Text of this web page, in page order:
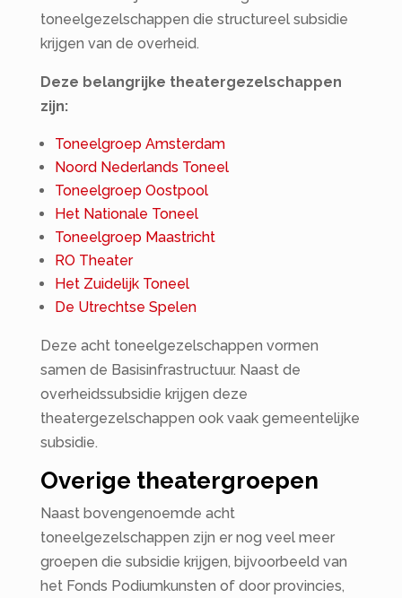
toneelgezelschappen die structureel subsidie
krijgen van de overheid.
Deze belangrijke theatergezelschappen
zijn:
Toneelgroep Amsterdam
Noord Nederlands Toneel
Toneelgroep Oostpool
Het Nationale Toneel
Toneelgroep Maastricht
RO Theater
Het Zuidelijk Toneel
De Utrechtse Spelen
Deze acht toneelgezelschappen vormen
samen de Basisinfrastructuur. Naast de
overheidssubsidie krijgen deze
theatergezelschappen ook vaak gemeentelijke
subsidie.
Overige theatergroepen
Naast bovengenoemde acht
toneelgezelschappen zijn er nog veel meer
groepen die subsidie krijgen, bijvoorbeeld van
het Fonds Podiumkunsten of door provincies,